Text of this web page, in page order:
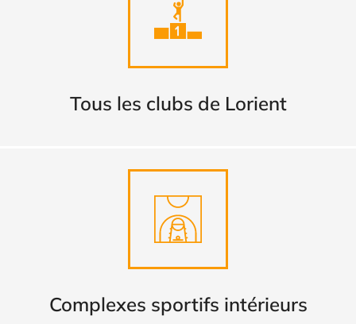
Tous les clubs de Lorient
Tous les clubs de Lorient
TROUVER
Complexes sportifs intérieurs
Complexes sportifs intérieurs
DECOUVRIR